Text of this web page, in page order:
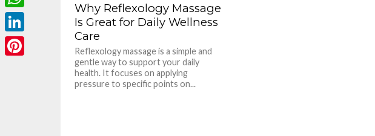
Why Reflexology Massage
Is Great for Daily Wellness
Care
Reflexology massage is a simple and
gentle way to support your daily
health. It focuses on applying
pressure to specific points on...
WhatsApp
LinkedIn